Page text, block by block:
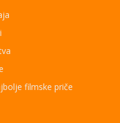
filmske priče